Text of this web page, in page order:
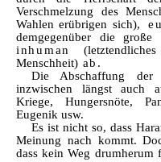
Verschmelzung des
Wahlen erübrigen sich),
demgegenüber die große
inhuman
Menschheit) ab.
Die Abschaffung
inzwischen längst auch
Kriege, Hungersnöte,
Eugenik usw.
Es ist nicht so, dass
Meinung nach kommt.
dass kein Weg